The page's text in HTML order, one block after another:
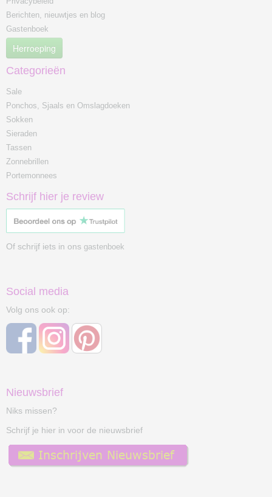
Berichten, nieuwtjes en blog
Gastenboek
Herroeping
Categorieën
Sale
Ponchos, Sjaals en Omslagdoeken
Sokken
Sieraden
Tassen
Zonnebrillen
Portemonnees
Schrijf hier je review
Of schrijf iets in ons gastenboek
Social media
Volg ons ook op:
Nieuwsbrief
Niks missen?
Schrijf je hier in voor de nieuwsbrief